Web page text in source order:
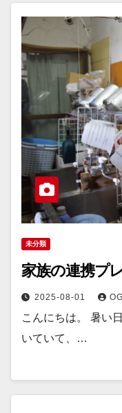
未分類
家族の連携プ
2025-08-01
こんにちは。 暑い
いていて、…